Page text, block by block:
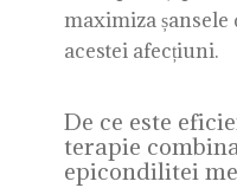
maximiza
acestei afecțiuni.
De ce este
terapie
epicondilitei